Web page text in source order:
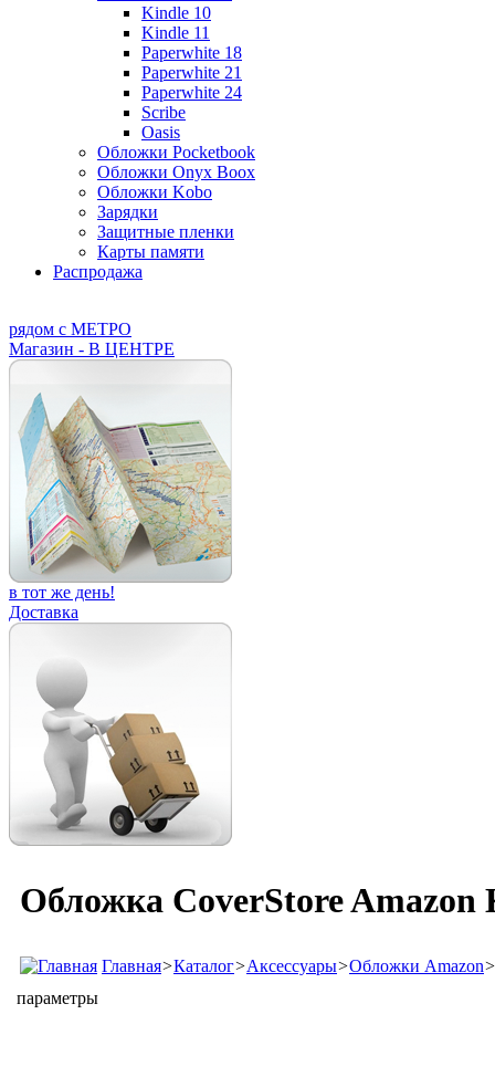
Kindle 10
Kindle 11
Paperwhite 18
Paperwhite 21
Paperwhite 24
Scribe
Oasis
Обложки Pocketbook
Обложки Onyx Boox
Обложки Kobo
Зарядки
Защитные пленки
Карты памяти
Распродажа
рядом с МЕТРО
Магазин - В ЦЕНТРЕ
в тот же день!
Доставка
Обложка CoverStore Amazon
Главная>Каталог>Аксессуары>Обложки Amazon>
параметры